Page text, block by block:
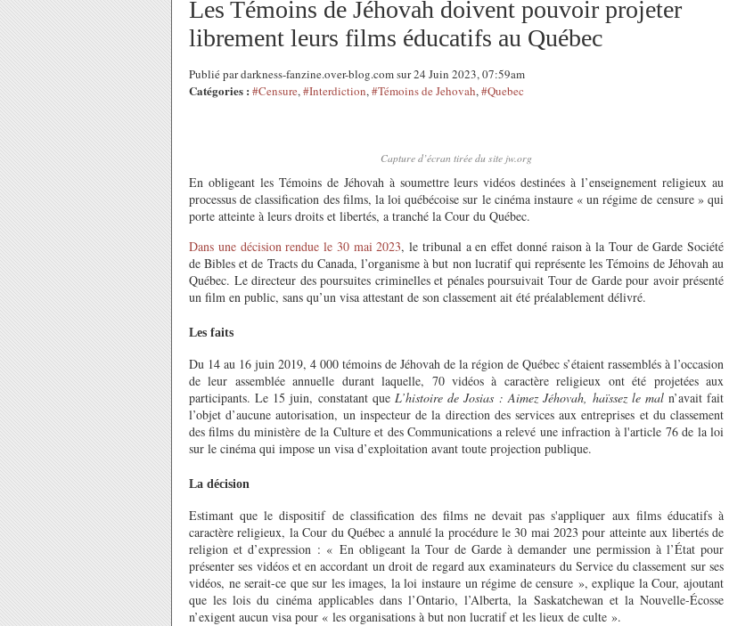
Les Témoins de Jéhovah doivent pouvoir projeter
librement leurs films éducatifs au Québec
Publié par darkness-fanzine.over-blog.com sur 24 Juin 2023, 07:59am
Catégories : #Censure,#Interdiction,#Témoins de Jehovah,#Quebec
Capture d’écran tirée du site jw.org
En obligeant les Témoins de Jéhovah à soumettre leurs vidéos destinées à l’enseignement religieux au
processus de classification des films, la loi québécoise sur le cinéma instaure « un régime de censure » qui
porte atteinte à leurs droits et libertés, a tranché la Cour du Québec.
Dans une décision rendue le 30 mai 2023, le tribunal a en effet donné raison à la Tour de Garde Société
de Bibles et de Tracts du Canada, l’organisme à but non lucratif qui représente les Témoins de Jéhovah au
Québec. Le directeur des poursuites criminelles et pénales poursuivait Tour de Garde pour avoir présenté
un film en public, sans qu’un visa attestant de son classement ait été préalablement délivré.
Les faits
Du 14 au 16 juin 2019, 4 000 témoins de Jéhovah de la région de Québec s’étaient rassemblés à l’occasion
deleur assemblée annuelle durant laquelle, 70 vidéos à caractèrereligieux ont été projetéesaux
participants.Le 15 juin, constatant que L’histoire de Josias : Aimez Jéhovah, haïssez le mal n’avait fait
l’objet d’aucune autorisation, un inspecteur de la direction des services aux entreprises et du classement
des films du ministère de la Culture et des Communications a relevé une infraction à l'article 76 de la loi
sur le cinéma qui impose un visa d’exploitation avant toute projection publique.
La décision
Estimant que le dispositif de classification des films ne devait pass'appliquer aux films éducatifs à
caractère religieux, la Cour du Québec a annulé la procédure le 30 mai 2023 pour atteinteaux libertésde
religion et d’expression : « En obligeant la Tour de Garde à demander une permission à l’État pour
présenter ses vidéos et en accordant un droit de regard aux examinateurs du Service du classement sur ses
vidéos, ne serait-ce que sur les images, laloi instaure un régime de censure »,explique la Cour,ajoutant
queles lois du cinéma applicables dansl’Ontario, l’Alberta, la Saskatchewan et la Nouvelle-Écosse
n’exigent aucun visa pour « les organisations à but non lucratif et les lieux de culte ».